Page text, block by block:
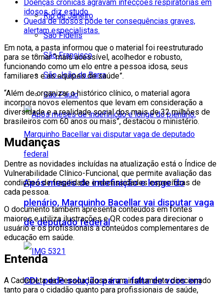
Rio de Janeiro
São Fidélis
São Francisco
São João da Barra
São Paulo
Após meses de indefinição e longe do
plenário, Marquinho Bacellar vai disputar vaga
de deputado federal
CDL pede solução para a falta de voos em
Doenças crônicas agravam infecções respiratórias em
idosos, diz estudo.
Queda de idosos pode ter consequências graves,
alertam especialistas.
Em nota, a pasta informou que o material foi reestruturado
para se tornar “mais acessível, acolhedor e robusto,
funcionando como um elo entre a pessoa idosa, seus
familiares e as equipes de saúde”.
“Além de organizar o histórico clínico, o material agora
incorpora novos elementos que levam em consideração a
diversidade e a realidade social dos mais de 32 milhões de
brasileiros com 60 anos ou mais”, destacou o ministério.
Mudanças
Dentre as novidades incluídas na atualização está o Índice de
Vulnerabilidade Clínico-Funcional, que permite avaliação das
condições de fragilidade e necessidades específicas de
cada pessoa.
O documento também apresenta conteúdos em fontes
maiores e utiliza ilustrações e QR codes para direcionar o
usuário e os profissionais a conteúdos complementares de
educação em saúde.
Entenda
A Caderneta da Pessoa Idosa é um instrumento direcionado
tanto para o cidadão quanto para profissionais de saúde,